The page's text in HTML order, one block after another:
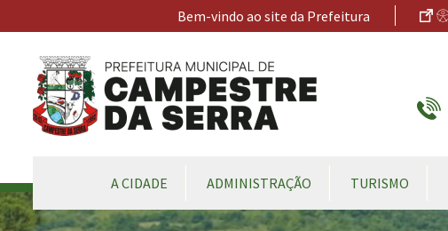
Bem-vindo ao site da Prefeitura
CONTEÚDO DO MENU
A CIDADE ADMINISTRAÇÃO TURISMO
Conteúdo Principal